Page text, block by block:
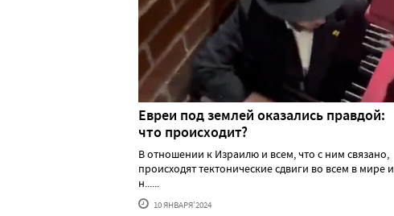
Евреи под землей оказались правдой:
что происходит?
В отношении к Израилю и всем, что с ним связано,
происходят тектонические сдвиги во всем в мире и
н......
10 ЯНВАРЯ'2024